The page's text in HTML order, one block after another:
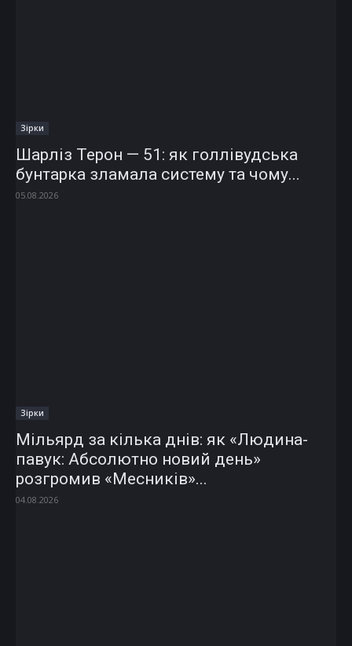
Зірки
Шарліз Терон — 51: як голлівудська
бунтарка зламала систему та чому...
05.08.2026
Зірки
Мільярд за кілька днів: як «Людина-
павук: Абсолютно новий день»
розгромив «Месників»...
04.08.2026